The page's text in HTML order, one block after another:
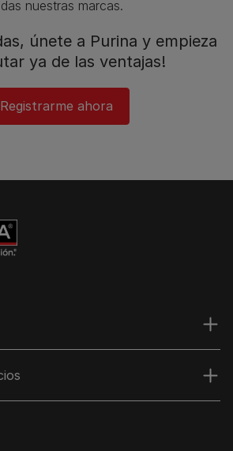
nuestras marcas.​
únete a Purina y empieza
ya de las ventajas!​
Registrarme ahora